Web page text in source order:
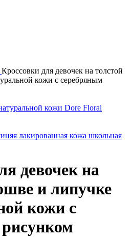
Кроссовки для девочек на толстой
кожи с серебряным
кожи Dore Floral
лакированная кожа школьная
девочек на
и липучке
кожи с